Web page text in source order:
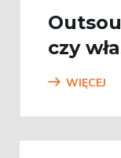
czy
WIĘCEJ